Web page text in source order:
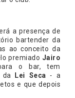
a presença de
bartender da
ao conceito da
premiado Jairo
o bar, tem
da Lei Seca - a
e que depois